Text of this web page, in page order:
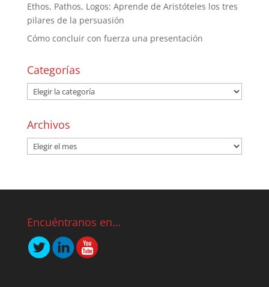
Ethos, Pathos, Logos: Aprende de Aristóteles los tres
pilares de la persuasión
Cómo concluir con fuerza una presentación
Categorías
Archivos
Encuéntranos en…